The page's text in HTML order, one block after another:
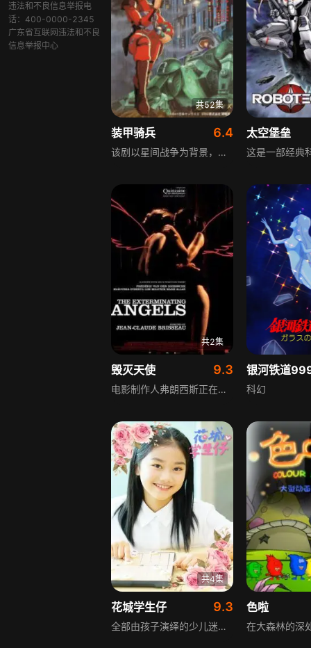
违法和不良信息举报电
话：400-0000-2345
广东省互联网违法和不良
信息举报中心
共52集
装甲骑兵 6.4
该剧以星间战争为背景，讲述美鲁基亚军士兵基利可的经历，他转属的部队突袭友军秘密基地，不知情的他意外见到特殊保存装置中的女性，却遭同伴出卖，被美鲁基亚军针对，剧情围绕他与菲娅娜的爱情展开，是REAL系机器人动画的巅峰之作。
太空堡垒
共2集
毁灭天使 9.3
电影制作人弗朗西斯正在筹备一部情色电影，他想出与众不同的女主角试镜方法，亲自与各位候选女角进行不同戏前情欲战，还将交欢过程视作创作剧本的一部分。过程中弗朗西斯渐渐陷入肉体情欲欢愉无法自拔，试图拉回注意力到影片创作，却不知危机就在前面。 科幻
共4集
花城学生仔 9.3
全部由孩子演绎的少儿迷你剧，围绕花城的小学生展开，第一季共4集，每集独立成篇，融合科幻、悬疑、反转等元素，以独特视角展现小学生的幻想世界，包含《好运记事本》《花城侦探社》《神奇许愿树》《循环的时光》四个故事，内容涵盖校园霸凌、侦探游戏、愿望、时间循环等充满想象力的主题。
色啦